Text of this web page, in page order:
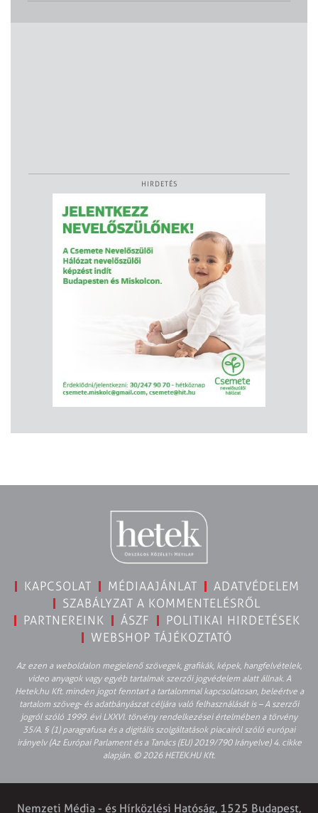
HIRDETÉS
KAPCSOLAT MÉDIAAJÁNLAT
ADATVÉDELEM
SZABÁLYZAT A KOMMENTELÉSRŐL
PARTNEREINK
ÁSZF
POLITIKAI HIRDETÉSEK
WEBSHOP TÁJÉKOZTATÓ
Az ezen a weboldalon megjelenő szövegek, grafikák, képek, hangfelvételek,
video anyagok vagy egyéb tartalmak szerzői jogvédelem alatt állnak. A
Hetek.hu Kft. minden jogot fenntart a tartalommal kapcsolatosan, beleértve a
tartalom szöveg- és adatbányászat céljára való felhasználását is – A szerzői
jogról szóló 1999. évi LXXVI. törvény rendelkezései értelmében a törvény
35/A. § (1) paragrafusa és a digitális szolgáltatások piacairól szóló európai
irányelv (Az Európai Parlament és a Tanács (EU) 2019/790 Irányelve) 4. cikke
alapján. © 2026 HETEK.HU Kft.
Nemzeti Média - és Hírközlési Hatóság, 1525 Budapest,